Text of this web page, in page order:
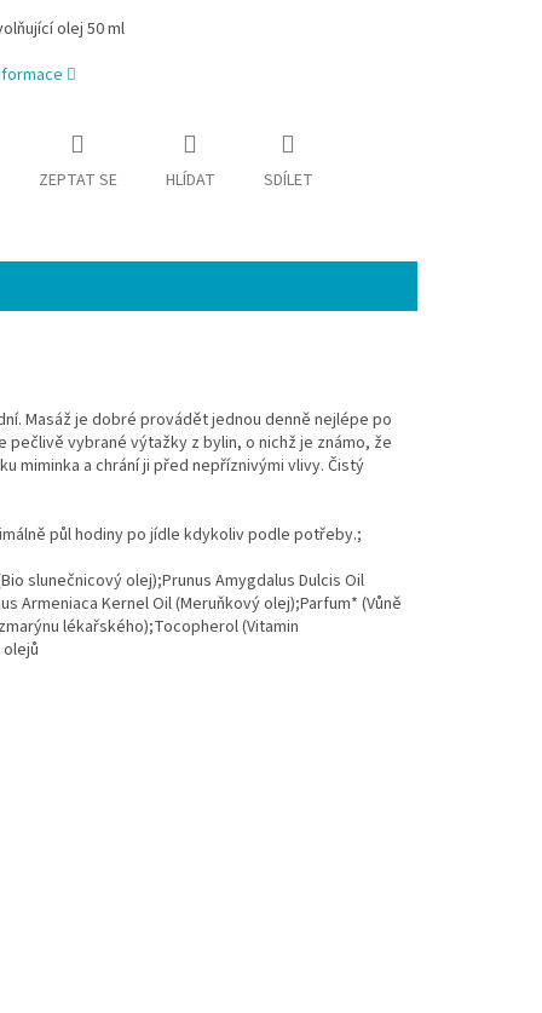
olej 50 ml
ZEPTAT SE HLÍDAT SDÍLET
Masáž je dobré provádět jednou denně nejlépe po
vybrané výtažky z bylin, o nichž je známo, že
miminka a chrání ji před nepříznivými vlivy. Čistý
půl hodiny po jídle kdykoliv podle potřeby.;
slunečnicový olej);Prunus Amygdalus Dulcis Oil
Armeniaca Kernel Oil (Meruňkový olej);Parfum* (Vůně
lékařského);Tocopherol (Vitamin